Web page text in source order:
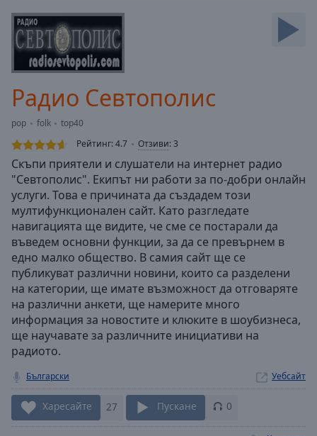
Skip
Forward
Mute
Current
Duration
Loaded:
0.00%
Stream
TypeLIVE
Seek to
live,
currently
behind
Remaining
Time-
Playback
Rate
Chapters
Descriptions
Радио Севтополис
pop folk
top40
Рейтинг:4.7 Отзиви:3
Скъпи приятели и слушатели на интернет радио
"Севтополис". Екипът ни работи за по-добри онлайн
услуги. Това е причината да създадем този
мултифункционален сайт. Като разгледате
навигацията ще видите, че сме се постарали да
въведем основни функции, за да се превърнем в
едно малко общество. В самия сайт ще се
публикуват различни новини, които са разделени
на категории, ще имате възможност да отговаряте
на различни анкети, ще намерите много
информация за новостите и клюките в шоубизнеса,
ще научавате за различните инициативи на
радиото.
Български Уебсайт
Харесайте 27 Пускане 0